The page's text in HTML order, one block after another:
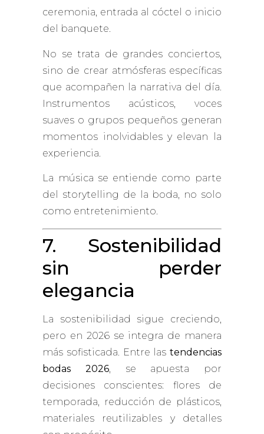
ceremonia, entrada al cóctel o inicio
del banquete.
No se trata de grandes conciertos,
sino de crear atmósferas específicas
que acompañen la narrativa del día.
Instrumentos acústicos, voces
suaves o grupos pequeños generan
momentos inolvidables y elevan la
experiencia.
La música se entiende como parte
del storytelling de la boda, no solo
como entretenimiento.
7. Sostenibilidad
sin perder
elegancia
La sostenibilidad sigue creciendo,
pero en 2026 se integra de manera
más sofisticada. Entre las tendencias
bodas 2026, se apuesta por
decisiones conscientes: flores de
temporada, reducción de plásticos,
materiales reutilizables y detalles